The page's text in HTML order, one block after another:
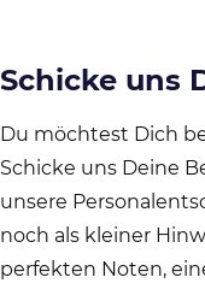
Schicke uns
Du möchtest Dich
Schicke uns Deine
unsere
noch als kleiner
perfekten Noten,